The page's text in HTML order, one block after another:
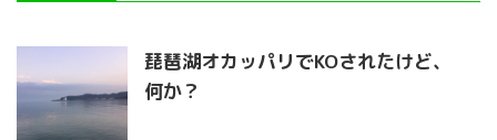
琵琶湖オカッパリでKOされたけど、
何か？